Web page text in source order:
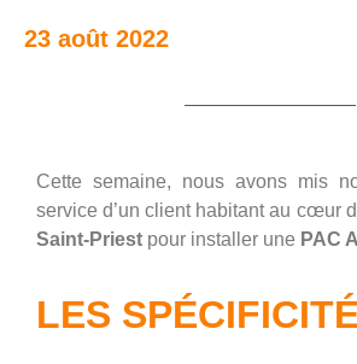
23 août 2022
Cette semaine, nous avons mis
service d’un client habitant au cœur
Saint-Priest pour installer une PAC
LES